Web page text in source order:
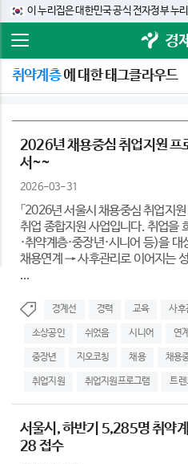
이 누리집은 대한민국 공식 전자정부 누
경제
취약계층에 대한 태그클라우드
2026년 채용중심 취업지원 프
서~~
2026-03-31
「2026년 서울시 채용중심 취업지
취업 종합지원 사업입니다. 취업을
·취약계층·중장년·시니어 등)을
채용연계 → 사후관리로 이어지는
...
경계선 경력 교육 사후
소상공인 쉬었음 시니어 연계
중장년 지오코칭 채용 채용
취업지원 취업지원프로그램 트렌
서울시, 하반기 5,285명 취약
28 접수